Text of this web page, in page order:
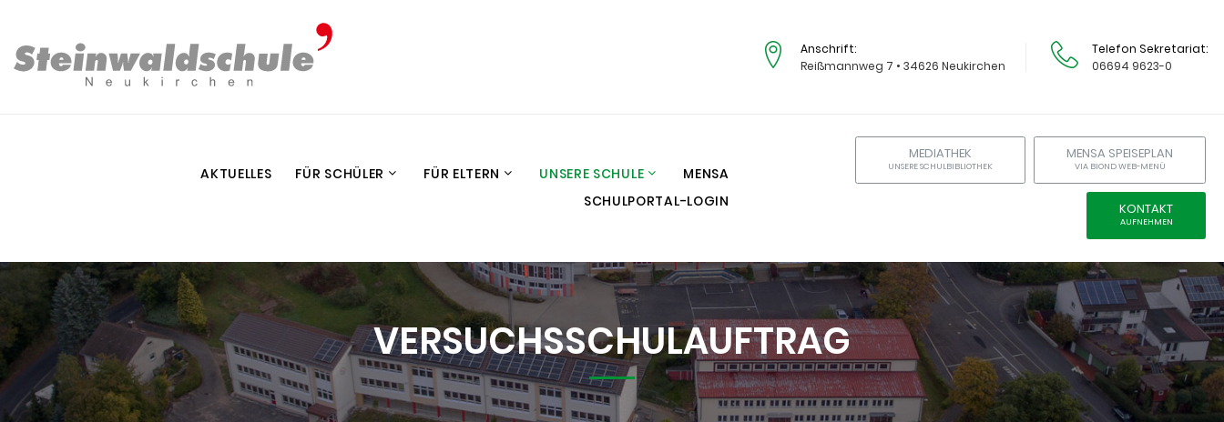
Anschrift
Reißmannweg 7 • 34626 Neukirchen
Telefon Sekretariat
06694 9623-0
MEDIATHEK
UNSERE SCHULBIBLIOTHEK
MENSA SPEISEPLAN
VIA BIOND WEB-MENÜ
KONTAKT
AUFNEHMEN
AKTUELLES FÜR SCHÜLER FÜR ELTERN UNSERE SCHULE
MENSA
SCHULPORTAL-LOGIN
VERSUCHSSCHULAUFTRAG